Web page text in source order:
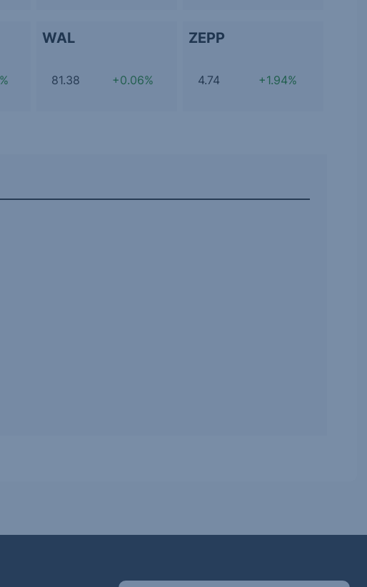
WAL
81.38 +0.06%
ZEPP
4.74 +1.94%